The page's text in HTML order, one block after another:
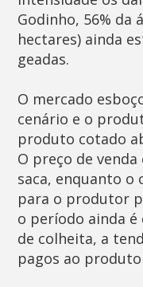
Godinho, 56% da
hectares) ainda
geadas.
O mercado
cenário e o
produto cotado
O preço de
saca, enquanto o
para o produtor
o período ainda
de colheita, a
pagos ao